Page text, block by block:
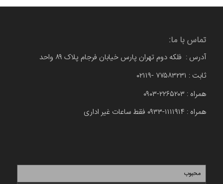
تماس با ما:
آدرس : فلکه دوم تهران پارس خیابان فرجام پلاک ۸۹ واحد
ثابت : ۷۷۵۸۳۲۳۱ -۰۲۱۱۹
همراه : ۲۲۶۵۲۰۳-۰۹۰۳
همراه : ۱۱۱۱۹۱۴-۰۹۳۳ فقط ساعات غیر اداری
محبوب